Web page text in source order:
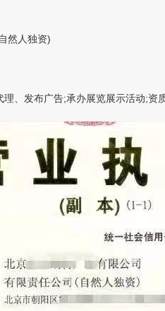
然人独资)
发布广告;承办展览展示活动;资